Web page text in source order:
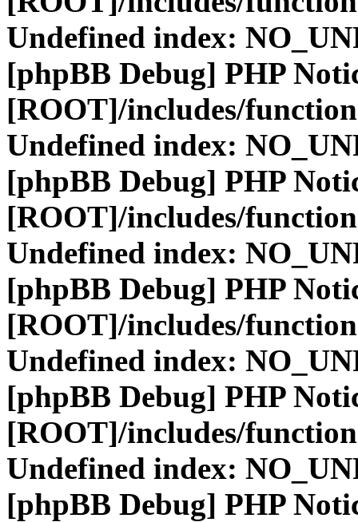
Undefined index:
[phpBB Debug] PHP
[ROOT]/includes/
Undefined index:
[phpBB Debug] PHP
[ROOT]/includes/
Undefined index:
[phpBB Debug] PHP
[ROOT]/includes/
Undefined index:
[phpBB Debug] PHP
[ROOT]/includes/
Undefined index:
[phpBB Debug] PHP